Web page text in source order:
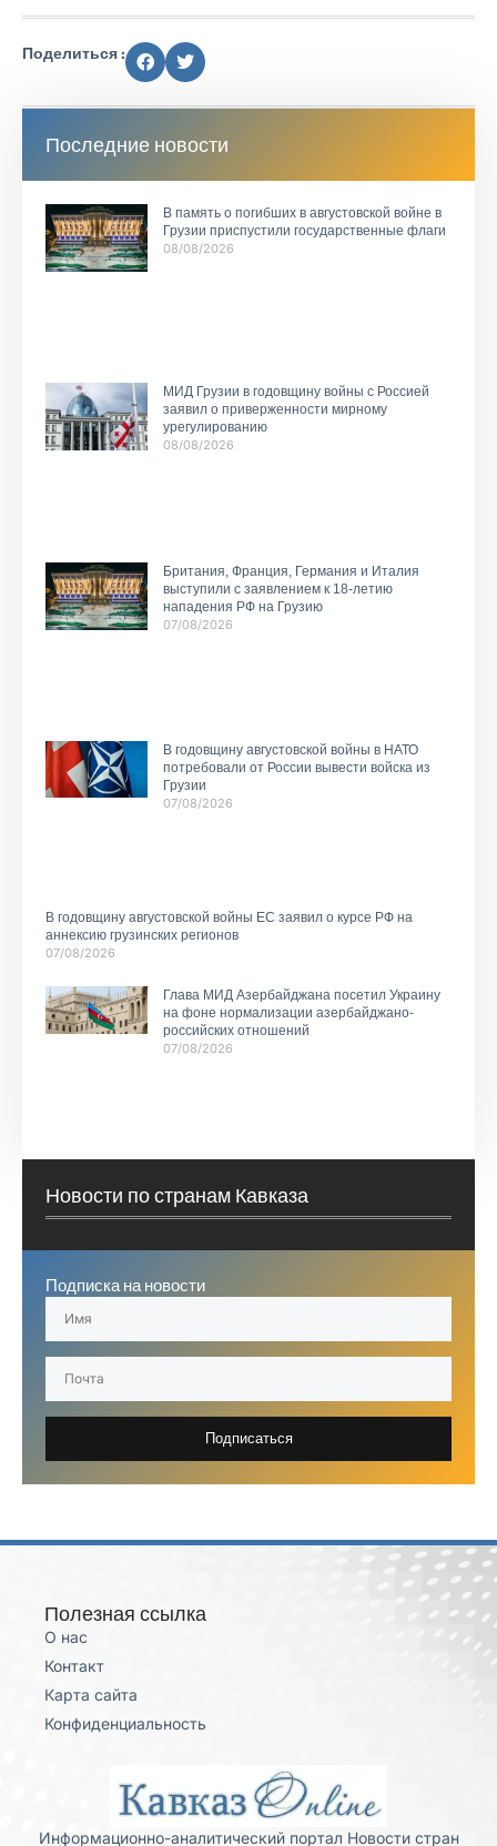
Поделиться :
Последние новости
В память о погибших в августовской войне в
Грузии приспустили государственные флаги
08/08/2026
МИД Грузии в годовщину войны с Россией
заявил о приверженности мирному
урегулированию
08/08/2026
Британия, Франция, Германия и Италия
выступили с заявлением к 18-летию
нападения РФ на Грузию
07/08/2026
В годовщину августовской войны в НАТО
потребовали от России вывести войска из
Грузии
07/08/2026
В годовщину августовской войны ЕС заявил о курсе РФ на
аннексию грузинских регионов
07/08/2026
Глава МИД Азербайджана посетил Украину
на фоне нормализации азербайджано-
российских отношений
07/08/2026
Новости по странам Кавказа
Подписка на новости
Подписаться
Полезная ссылка
О нас
Контакт
Карта сайта
Конфиденциальность
Информационно-аналитический портал Новости стран